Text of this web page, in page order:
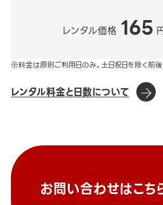
レンタル価格 165
※料金は原則ご利用日のみ。土日祝日を除く前後
レンタル料金と日数について
お問い合わせはこち